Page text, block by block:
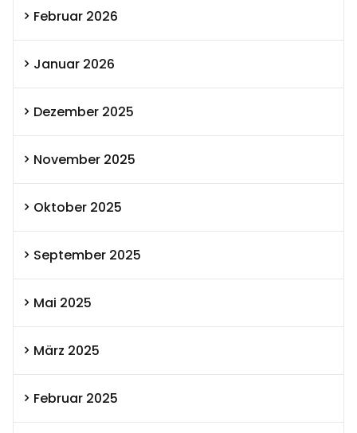
Februar 2026
Januar 2026
Dezember 2025
November 2025
Oktober 2025
September 2025
Mai 2025
März 2025
Februar 2025